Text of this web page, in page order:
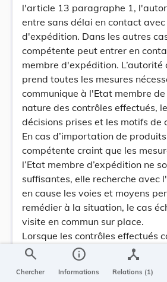
l'article 13 paragraphe 1,
entre sans délai en contact
d'expédition. Dans les autres
compétente peut entrer en
membre d'expédition. L’autorité
prend toutes les mesures
communique à l'Etat membre
nature des contrôles effectués,
décisions prises et les motifs de
En cas d’importation de
compétente craint que les
l’Etat membre d’expédition ne
suffisantes, elle recherche avec
en cause les voies et moyens
remédier à la situation, le cas
visite en commun sur place.
Lorsque les contrôles effectués
l'article 12 permettent de
manquement répété, l'autorité
informe la Commission et les
search
Chercher
info
Informations
device_hub
Relations (1)